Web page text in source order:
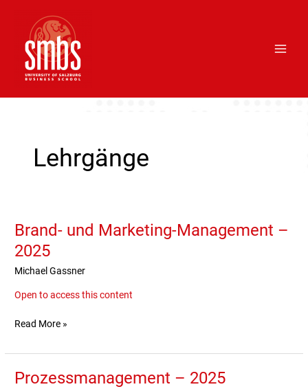
content
Lehrgänge
Brand- und Marketing-Management –
2025
Michael Gassner
Open to access this content
Brand-
und
Marketing-
Management
2025
Read More »
Prozessmanagement – 2025
Prozessmanagement